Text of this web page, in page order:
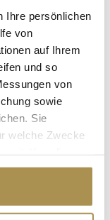
Ihre persönlichen
von
auf Ihrem
und so
von
sowie
Sie
welche Zwecke
das Privacy